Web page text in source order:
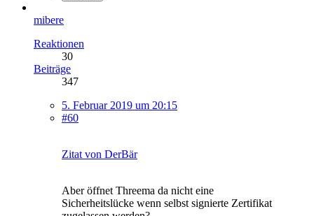
mibere
Reaktionen
30
Beiträge
347
5. Februar 2019 um 20:15
#60
Zitat von DerBär
Aber öffnet Threema da nicht eine
Sicherheitslücke wenn selbst signierte Zertifikat